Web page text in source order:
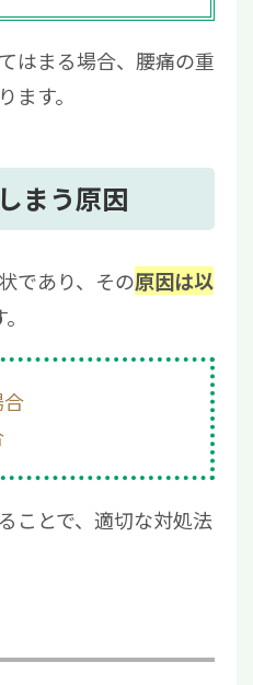
はまる場合、腰痛の重
ます。
まう原因
であり、その原因は以
ことで、適切な対処法